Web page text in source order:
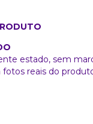
estado, sem
reais do